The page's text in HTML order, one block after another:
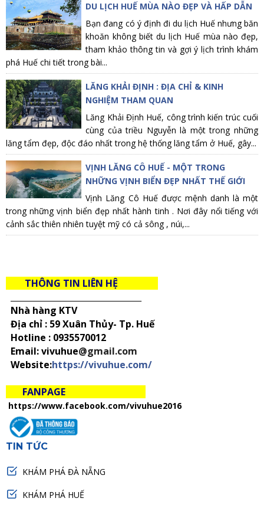
DU LỊCH HUẾ MÙA NÀO ĐẸP VÀ HẤP DẪN
Bạn đang có ý định đi du lịch Huế nhưng băn
khoăn không biết du lịch Huế mùa nào đẹp,
tham khảo thông tin và gợi ý lịch trình khám
phá Huế chi tiết trong bài...
LĂNG KHẢI ĐỊNH : ĐỊA CHỈ & KINH
NGHIỆM THAM QUAN
Lăng Khải Định Huế, công trình kiến trúc cuối
cùng của triều Nguyễn là một trong những
lăng tẩm đẹp, độc đáo nhất trong hệ thống lăng tẩm ở Huế, gây...
VỊNH LĂNG CÔ HUẾ - MỘT TRONG
NHỮNG VỊNH BIỂN ĐẸP NHẤT THẾ GIỚI
Vịnh Lăng Cô Huế được mệnh danh là một
trong những vịnh biển đẹp nhất hành tinh . Nơi đây nổi tiếng với
cảnh sắc thiên nhiên tuyệt mỹ có cả sông , núi,...
THÔNG TIN LIÊN HỆ
Nhà hàng KTV
Địa chỉ : 59 Xuân Thủy- Tp. Huế
Hotline : 0935570012
Email: vivuhue@gmail.com
Website:https://vivuhue.com/
FANPAGE
https://www.facebook.com/vivuhue2016
TIN TỨC
KHÁM PHÁ ĐÀ NẴNG
KHÁM PHÁ HUẾ